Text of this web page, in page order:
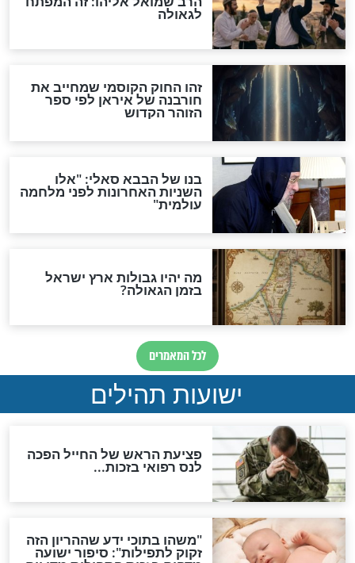
האם לאחר בוא המשיח יהיה
אפשר לחזור בתשובה?
לכל המאמרים
להמתקת הדינים וביטול
גזרות
סגולת ע"ב שמות הקודש